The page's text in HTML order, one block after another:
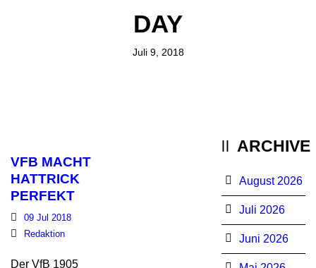
DAY
Juli 9, 2018
VFB MACHT
HATTRICK
PERFEKT
09 Jul 2018
Redaktion
Der VfB 1905
ARCHIVE
August 2026
Juli 2026
Juni 2026